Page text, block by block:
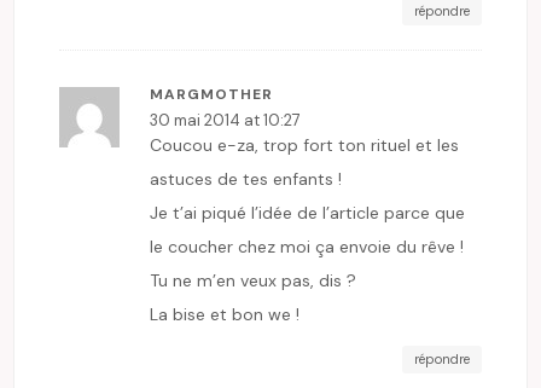
répondre
MARGMOTHER
30 mai 2014 at 10:27
Coucou e-za, trop fort ton rituel et les
astuces de tes enfants !
Je t’ai piqué l’idée de l’article parce que
le coucher chez moi ça envoie du rêve !
Tu ne m’en veux pas, dis ?
La bise et bon we !
répondre